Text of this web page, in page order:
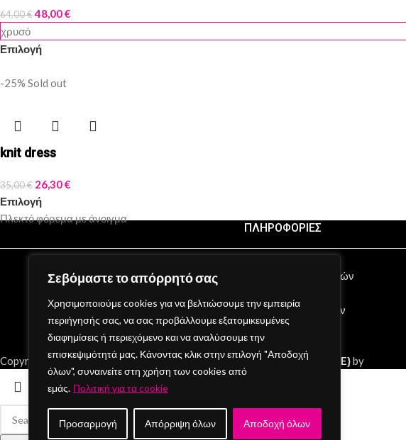
Σεβόμαστε το απόρρητό σας
Χρησιμοποιούμε cookies για να βελτιώσουμε την εμπειρία
περιήγησής σας, να σας προβάλλουμε εξατομικευμένες
διαφημίσεις ή περιεχόμενο και να αναλύσουμε την
επισκεψιμότητά μας. Κάνοντας κλικ στην επιλογή "Αποδοχή
όλων", συναινείτε στη χρήση των cookies από
εμάς. Πολιτική για τα cookie
Προσαρμογή Απόρριψη όλων Αποδοχή όλων
64,00€48,00€
χρυσό
Επιλογή
-25% Sold out
knit dress
35,00€ 26,30€
Επιλογή
Πλεκτό φόρεμα με άνοιγμα
ΠΛΗΡΟΦΟΡΙΕΣ
Όροι Χρήσης
Ασφάλεια Συναλλαγών
Πολιτική Επιστροφών
Copyright © 2026 Mon Cheri / All rights reserved / Made with{DE.CO.DE}by